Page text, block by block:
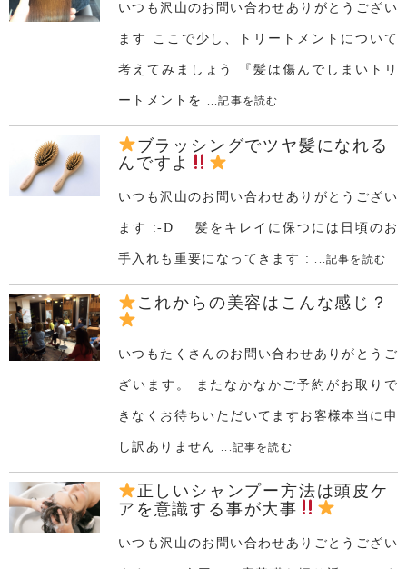
いつも沢山のお問い合わせありがとうござい
ます ここで少し、トリートメントについて
考えてみましょう 『髪は傷んでしまいトリ
ートメントを ...記事を読む
ブラッシングでツヤ髪になれる
んですよ
いつも沢山のお問い合わせありがとうござい
ます :-D 髪をキレイに保つには日頃のお
手入れも重要になってきます : ...記事を読む
これからの美容はこんな感じ？
いつもたくさんのお問い合わせありがとうご
ざいます。 またなかなかご予約がお取りで
きなくお待ちいただいてますお客様本当に申
し訳ありません ...記事を読む
正しいシャンプー方法は頭皮ケ
アを意識する事が大事
いつも沢山のお問い合わせありごとうござい